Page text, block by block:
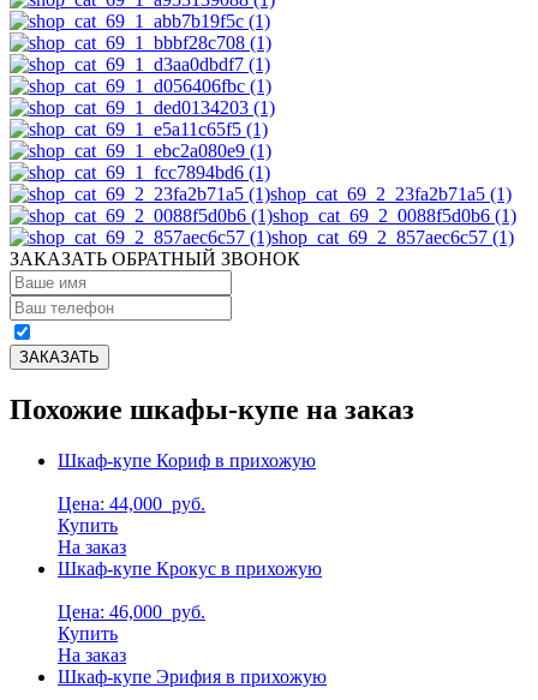
shop_cat_69_2_23fa2b71a5 (1)
shop_cat_69_2_0088f5d0b6 (1)
shop_cat_69_2_857aec6c57 (1)
ЗАКАЗАТЬ ОБРАТНЫЙ ЗВОНОК
Похожие шкафы-купе на заказ
Шкаф-купе Кориф в прихожую
Цена: 44,000 руб.
Купить
На заказ
Шкаф-купе Крокус в прихожую
Цена: 46,000 руб.
Купить
На заказ
Шкаф-купе Эрифия в прихожую